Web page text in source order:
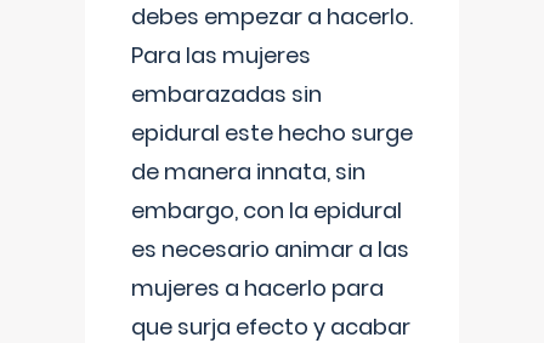
debes empezar a hacerlo.
Para las mujeres
embarazadas sin
epidural este hecho surge
de manera innata, sin
embargo, con la epidural
es necesario animar a las
mujeres a hacerlo para
que surja efecto y acabar